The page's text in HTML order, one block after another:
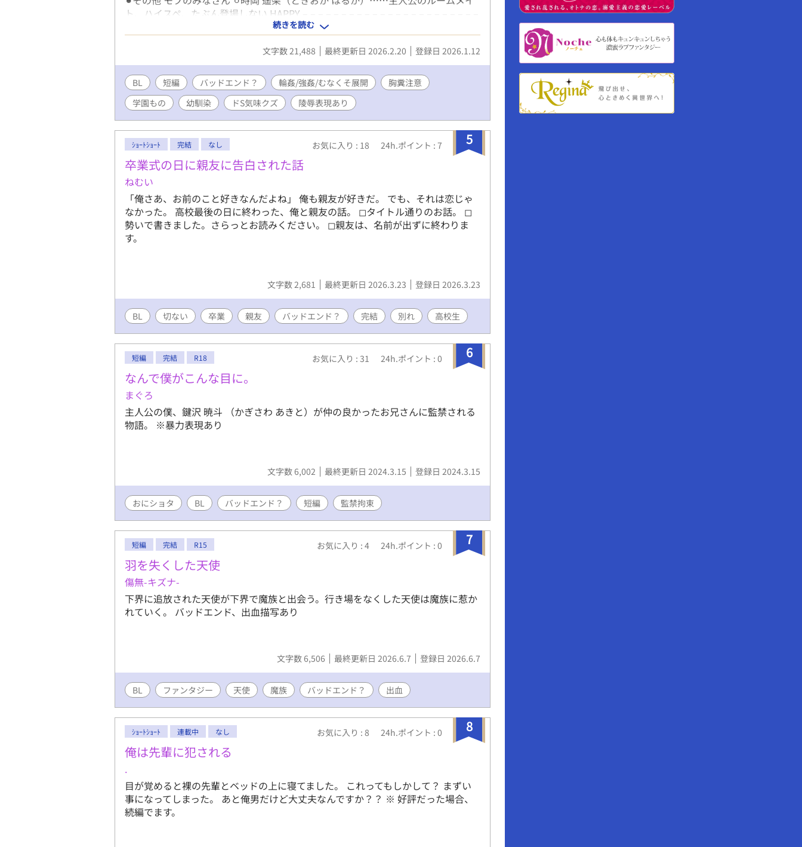
ト、ハイスペ、たぶん登場しない HAPPY – – – – – – – – – – – – – – – – – – – – – – –
– ⚫︎花井 暉（はない ひかり）……二十五歳・大学院生 ⚫︎久我 吉丸（くが よしま
る）……幼馴染のエリート・妻子持ち ⚪︎園池 美晴（そのいけ みはる）……メーカ
続きを読む
文字数 21,488 最終更新日 2026.2.20 登録日 2026.1.12
BL 短編 バッドエンド？ 輪姦/強姦/むなくそ展開
胸糞注意
学園もの
幼馴染 ドS気味クズ 陵辱表現あり
5
ｼｮｰﾄｼｮｰﾄ 完結 なし お気に入り : 18 24h.ポイント : 7
卒業式の日に親友に告白された話
ねむい
「俺さあ、お前のこと好きなんだよね」 俺も親友が好きだ。 でも、それは恋じゃ
なかった。 高校最後の日に終わった、俺と親友の話。 ◻︎タイトル通りのお話。 ◻︎
勢いで書きました。さらっとお読みください。 ◻︎親友は、名前が出ずに終わりま
す。
文字数 2,681 最終更新日 2026.3.23 登録日 2026.3.23
BL 切ない 卒業 親友 バッドエンド？ 完結 別れ 高校生
6
短編 完結 R18 お気に入り : 31 24h.ポイント : 0
なんで僕がこんな目に。
まぐろ
主人公の僕、鍵沢 暁斗 （かぎさわ あきと）が仲の良かったお兄さんに監禁される
物語。 ※暴力表現あり
文字数 6,002 最終更新日 2024.3.15 登録日 2024.3.15
おにショタ BL バッドエンド？ 短編 監禁拘束
7
短編 完結 R15 お気に入り : 4 24h.ポイント : 0
羽を失くした天使
傷無-キズナ-
下界に追放された天使が下界で魔族と出会う。行き場をなくした天使は魔族に惹か
れていく。 バッドエンド、出血描写あり
文字数 6,506 最終更新日 2026.6.7 登録日 2026.6.7
BL ファンタジー 天使 魔族 バッドエンド？ 出血
8
ｼｮｰﾄｼｮｰﾄ 連載中 なし お気に入り : 8 24h.ポイント : 0
俺は先輩に犯される
.
目が覚めると裸の先輩とベッドの上に寝てました。 これってもしかして？ まずい
事になってしまった。 あと俺男だけど大丈夫なんですか？？ ※ 好評だった場合、
続編でます。